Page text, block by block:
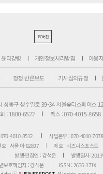
PC버전
윤리강령 개인정보처리방침 이용
정정·반론보도 기사심의규정
성동구 성수일로 39-34 서울숲더스페이스
: 1800-6522
팩스 : 070-4015-8658
4010-8512
사업본부 : 070-4010-7078
호 : 서울 아 02897
제호 : 비즈니스포스트
발행·편집인 : 강석운
발행일자:
보호책임자 : 강석운
ISSN : 2636-171X